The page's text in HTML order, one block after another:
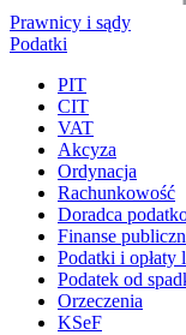
Prawnicy i sądy
Podatki
PIT
CIT
VAT
Akcyza
Ordynacja
Rachunkowość
Doradca
Finanse
Podatki i opłaty
Podatek od
Orzeczenia
KSeF